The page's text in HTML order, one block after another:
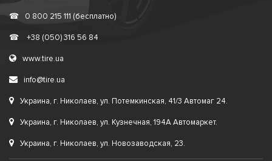
☎ 0 800 215 111 (бесплатно)
☎ +38 (050) 316 56 84
www.tire.ua
info@tire.ua
Украина, г. Николаев, ул. Потемкинская, 41/3 Автомаг 24.
Украина, г. Николаев, ул. Кузнечная, 194А Автомаркет.
Украина, г. Николаев, ул. Новозаводская, 23.